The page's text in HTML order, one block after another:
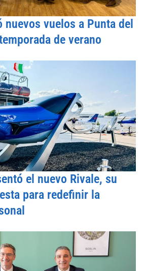
vuelos a Punta del
de verano
el nuevo Rivale, su
para redefinir la